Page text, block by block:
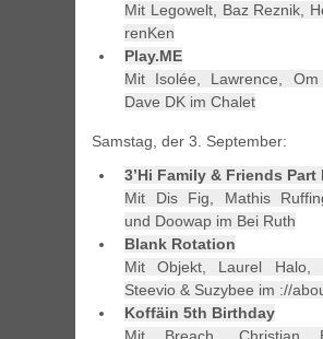
Mit Legowelt, Baz Reznik,
renKen
Play.ME
Mit Isolée, Lawrence,
Dave DK im Chalet
Samstag, der 3. September:
3’Hi Family & Friends Part
Mit Dis Fig, Mathis
und Doowap im Bei Ruth
Blank Rotation
Mit Objekt, Laurel Halo,
Steevio & Suzybee im ://
Koffäin 5th Birthday